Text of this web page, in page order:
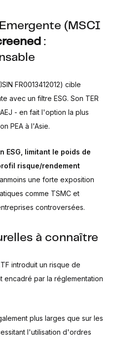
(MSCI
:
FR0013412012) cible
avec un filtre ESG. Son TER
- en fait l'option la plus
PEA à l'Asie.
ESG, limitant le poids de
risque/rendement
une forte exposition
comme TSMC et
controversées.
à connaître
introduit un risque de
encadré par la réglementation
plus larges que sur les
l'utilisation d'ordres